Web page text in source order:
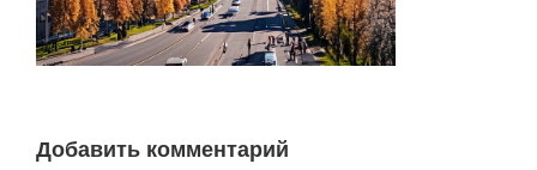
Добавить комментарий